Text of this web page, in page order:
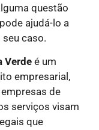
questão
ajudá-lo a
caso.
Verde é um
empresarial,
de
serviços visam
que